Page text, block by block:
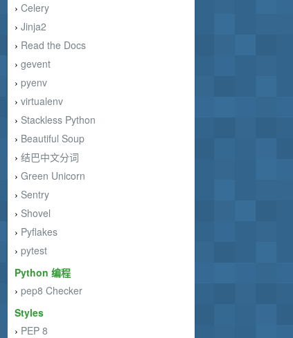
› Celery
› Jinja2
› Read the Docs
› gevent
› pyenv
› virtualenv
› Stackless Python
› Beautiful Soup
› 结巴中文分词
› Green Unicorn
› Sentry
› Shovel
› Pyflakes
› pytest
Python 编程
› pep8 Checker
Styles
› PEP 8